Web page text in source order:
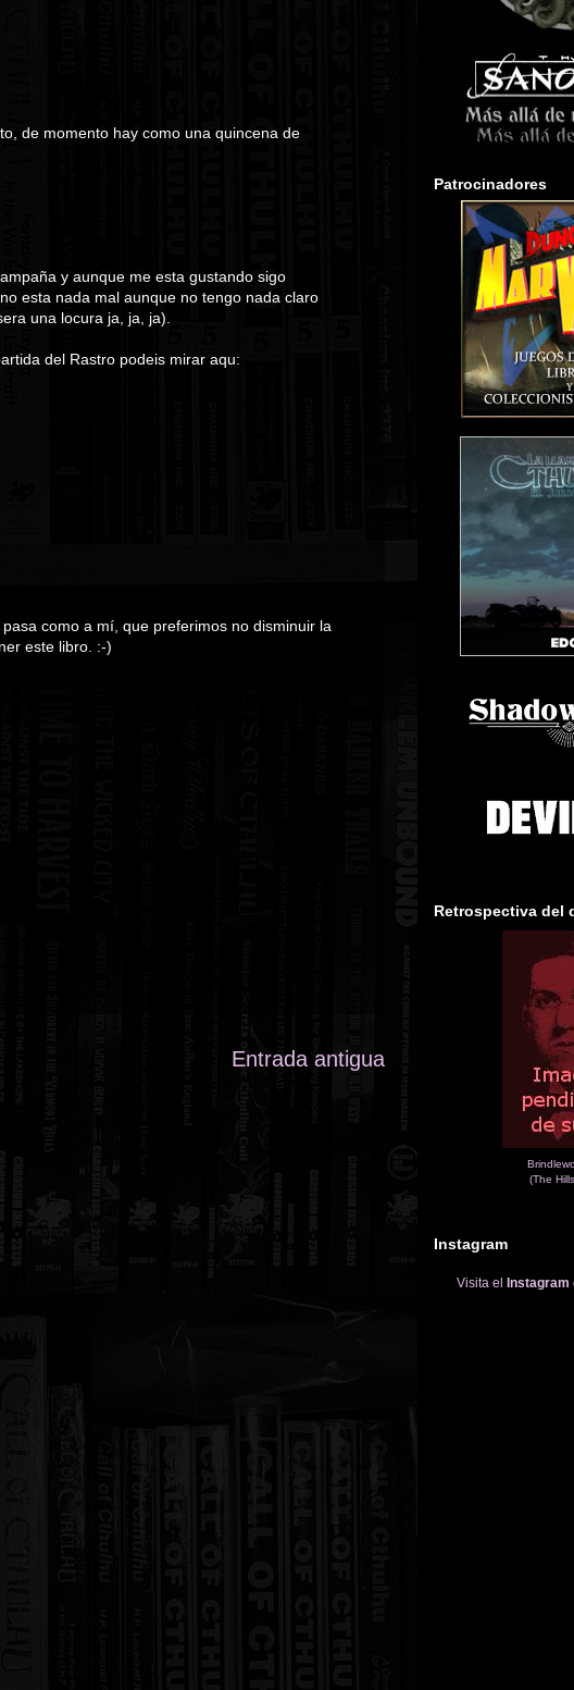
de momento hay como una quincena de
y aunque me esta gustando sigo
esta nada mal aunque no tengo nada claro
una locura ja, ja, ja).
del Rastro podeis mirar aqu:
como a mí, que preferimos no disminuir la
este libro. :-)
Entrada antigua
Patrocinadores
Retrospectiva del
(The
Instagram
Visita el Instagram